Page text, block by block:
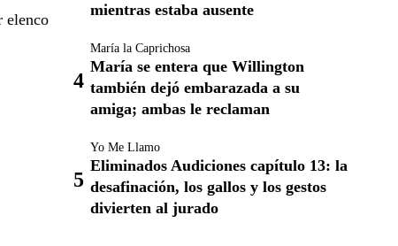
elenco
mientras estaba ausente
María la Caprichosa
María se entera que Willington
también dejó embarazada a su
amiga; ambas le reclaman
Yo Me Llamo
Eliminados Audiciones capítulo 13: la
desafinación, los gallos y los gestos
divierten al jurado